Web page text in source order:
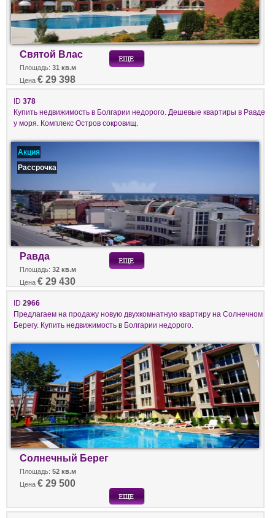
Святой Влас
Площадь: 31 кв.м
Цена € 29 398
ID 378
Купить недвижимость в Болгарии недорого. Дешевые квартиры в Равде
у моря. Комплекс Остров сокровищ.
Акция
Рассрочка
Равда
Площадь: 32 кв.м
Цена € 29 430
ID 2966
Предлагаем на продажу новую двухкомнатную квартиру на Солнечном
Берегу. Купить недвижимость в Болгарии недорого.
Солнечный Берег
Площадь: 52 кв.м
Цена € 29 500